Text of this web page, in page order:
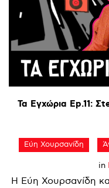
Τα Εγχώρια Ep.11:
Εύη Χουρσανίδη
in
Η Εύη Χουρσανίδη